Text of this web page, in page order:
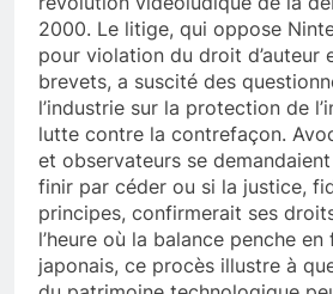
2000. Le litige, qui oppose
pour violation du droit d’auteur
brevets, a suscité des
l’industrie sur la protection de
lutte contre la contrefaçon.
et observateurs se
finir par céder ou si la justice,
principes, confirmerait ses
l’heure où la balance penche
japonais, ce procès illustre à